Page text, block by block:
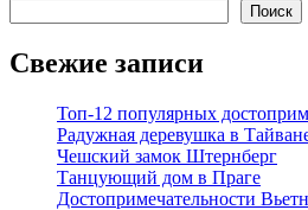
Поиск
Свежие записи
Топ-12 популярных
Радужная деревушка в
Чешский замок Штернберг
Танцующий дом в Праге
Достопримечательности